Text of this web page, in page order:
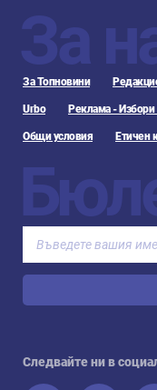
За
За Топновини
Urbo Реклама - Избори
Общи условия Етичен
Следвайте ни в